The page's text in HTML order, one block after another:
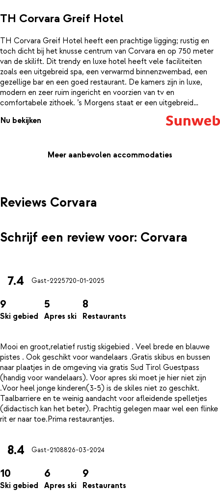
TH Corvara Greif Hotel
TH Corvara Greif Hotel heeft een prachtige ligging; rustig en
toch dicht bij het knusse centrum van Corvara en op 750 meter
van de skilift. Dit trendy en luxe hotel heeft vele faciliteiten
zoals een uitgebreid spa, een verwarmd binnenzwembad, een
gezellige bar en een goed restaurant. De kamers zijn in luxe,
modern en zeer ruim ingericht en voorzien van tv en
comfortabele zithoek. ’s Morgens staat er een uitgebreid
ontbijtbuffet, zodat je je dag vol energie kan beginnen. De skibus
die je in een paar minuten naar de lift brengt, stopt op 50 meter
binnenzwembad. Ook zijn er verschillende massages en
genieten van een heerlijk aperitief voor je gaat genieten van het
3-gangen diner.
Nu bekijken
Meer aanbevolen accommodaties
Reviews Corvara
Schrijf een review voor: Corvara
7.4 Gast-2225720-01-2025
9
Ski gebied
5
Apres ski
8
Restaurants
Mooi en groot,relatief rustig skigebied . Veel brede en blauwe
pistes . Ook geschikt voor wandelaars .Gratis skibus en bussen
naar plaatjes in de omgeving via gratis Sud Tirol Guestpass
(handig voor wandelaars). Voor apres ski moet je hier niet zijn
.Voor heel jonge kinderen(3-5) is de skiles niet zo geschikt.
Taalbarriere en te weinig aandacht voor afleidende spelletjes
(didactisch kan het beter). Prachtig gelegen maar wel een flinke
8.4 Gast-2108826-03-2024
10
Ski gebied
6
Apres ski
9
Restaurants